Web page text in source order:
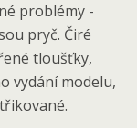
problémy -
pryč. Čiré
tloušťky,
vydání modelu,